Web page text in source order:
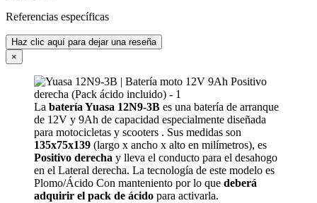
Referencias específicas
Haz clic aquí para dejar una reseña
×
La batería Yuasa 12N9-3B es una batería de arranque
de 12V y 9Ah de capacidad especialmente diseñada
para motocicletas y scooters . Sus medidas son
135x75x139 (largo x ancho x alto en milímetros), es
Positivo derecha y lleva el conducto para el desahogo
en el Lateral derecha. La tecnología de este modelo es
Plomo/Ácido Con manteniento por lo que deberá
adquirir el pack de ácido para activarla.